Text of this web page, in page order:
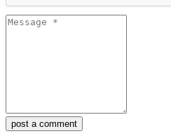
post a comment